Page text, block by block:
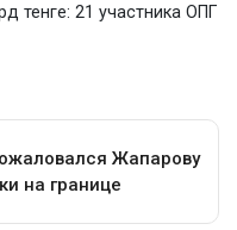
тенге: 21 участника ОПГ